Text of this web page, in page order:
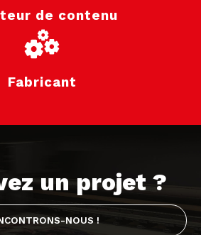
de contenu
Fabricant
un projet ?
NOUS !